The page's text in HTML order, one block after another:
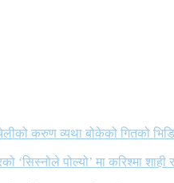
करुण व्यथा बोकेको गितको
‘सिस्नोले पोल्यो’ मा करिश्मा